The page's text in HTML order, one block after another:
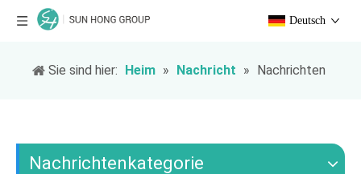
Deutsch
Sie sind hier: Heim » Nachricht » Nachrichten
Nachrichtenkategorie